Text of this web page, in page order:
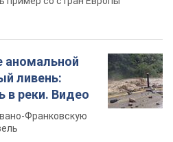
аномальной
ливень:
в реки. Видео
Франковскую